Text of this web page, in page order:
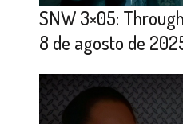
SNW 3×05:
8 de agosto de